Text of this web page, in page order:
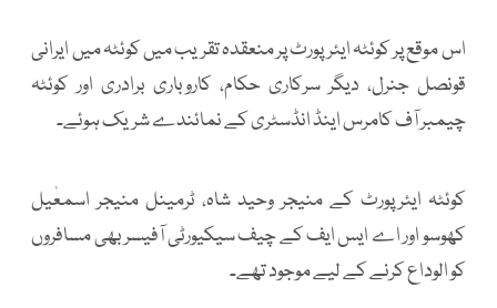
اس موقع پر کوئٹہ ایئرپورٹ پر منعقدہ تقریب میں کوئٹہ میں ایرانی
قونصل جنرل، دیگر سرکاری حکام، کاروباری برادری اور کوئٹہ
چیمبر آف کامرس اینڈ انڈسٹری کے نمائندے شریک ہوئے۔
کوئٹہ ایئرپورٹ کے منیجر وحید شاہ، ٹرمینل منیجر اسمعٰیل
کھوسو اور اے ایس ایف کے چیف سیکیورٹی آفیسر بھی مسافروں
کو الوداع کرنے کے لیے موجود تھے۔